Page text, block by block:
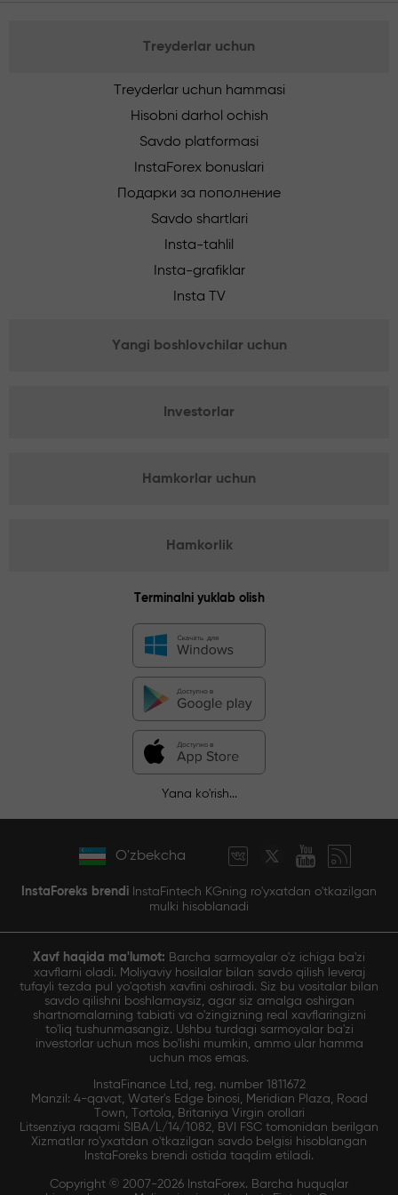
Treyderlar uchun
Treyderlar uchun hammasi
Hisobni darhol ochish
Savdo platformasi
InstaForex bonuslari
Подарки за пополнение
Savdo shartlari
Insta-tahlil
Insta-grafiklar
Insta TV
Yangi boshlovchilar uchun
Investorlar
Hamkorlar uchun
Hamkorlik
Terminalni yuklab olish
Yana ko'rish...
O'zbekcha
InstaForeks brendi InstaFintech KGning ro'yxatdan o'tkazilgan
mulki hisoblanadi
Xavf haqida ma'lumot: Barcha sarmoyalar o'z ichiga ba'zi
xavflarni oladi. Moliyaviy hosilalar bilan savdo qilish leveraj
tufayli tezda pul yo'qotish xavfini oshiradi. Siz bu vositalar bilan
savdo qilishni boshlamaysiz, agar siz amalga oshirgan
shartnomalarning tabiati va o'zingizning real xavflaringizni
to'liq tushunmasangiz. Ushbu turdagi sarmoyalar ba'zi
investorlar uchun mos bo'lishi mumkin, ammo ular hamma
uchun mos emas.
InstaFinance Ltd, reg. number 1811672
Manzil: 4-qavat, Water's Edge binosi, Meridian Plaza, Road
Town, Tortola, Britaniya Virgin orollari
Litsenziya raqami SIBA/L/14/1082, BVI FSC tomonidan berilgan
Xizmatlar ro'yxatdan o'tkazilgan savdo belgisi hisoblangan
InstaForeks brendi ostida taqdim etiladi.
Copyright © 2007-2026 InstaForex. Barcha huquqlar